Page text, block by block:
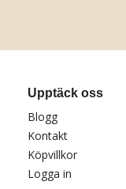
Upptäck oss
Blogg
Kontakt
Köpvillkor
Logga in